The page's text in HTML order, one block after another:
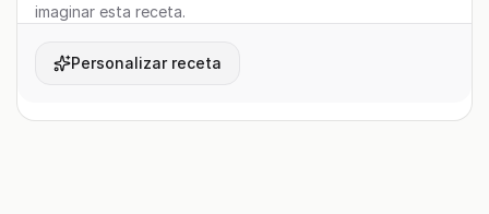
imaginar esta receta.
Personalizar receta